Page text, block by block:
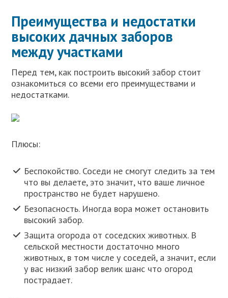
Преимущества и недостатки
высоких дачных заборов
между участками
Перед тем, как построить высокий забор стоит
ознакомиться со всеми его преимуществами и
недостатками.
Плюсы:
Беспокойство. Соседи не смогут следить за тем
что вы делаете, это значит, что ваше личное
пространство не будет нарушено.
Безопасность. Иногда вора может остановить
высокий забор.
Защита огорода от соседских животных. В
сельской местности достаточно много
животных, в том числе у соседей, а значит, если
у вас низкий забор велик шанс что огород
пострадает.